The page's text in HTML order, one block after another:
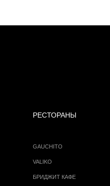
РЕСТОРАНЫ
GAUCHITO
VALIKO
БРИДЖИТ КАФЕ